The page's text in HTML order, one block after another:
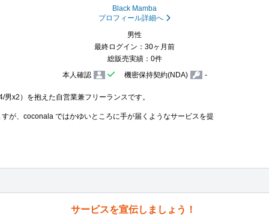
Black Mamba
プロフィール詳細へ
男性
最終ログイン：30ヶ月前
総販売実績：0件
本人確認
機密保持契約(NDA) -
x2）を抱えた自営業兼フリーランスです。
が、coconala ではかゆいところに手が届くようなサービスを提
サービスを宣伝しましょう！